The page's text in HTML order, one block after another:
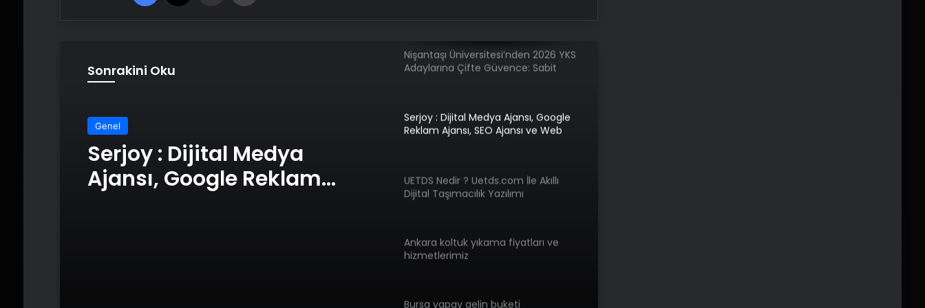
Sonrakini Oku
Genel
Serjoy : Dijital Medya
Genel
Serjoy : Dijital Medya Ajansı, Google
UETDS Nedir ? Uetds.com İle Akıllı
Ankara koltuk yıkama fiyatları ve
Bursa yapay gelin buketi